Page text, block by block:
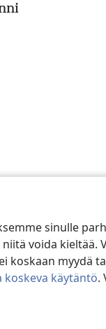
sinulle
voida kieltää.
koskaan myydä
koskeva käytäntö.